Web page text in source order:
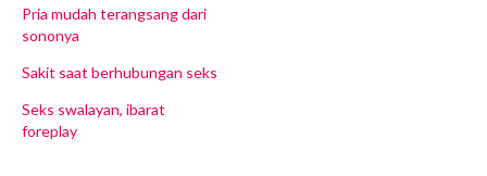
Pria mudah terangsang dari
sononya
Sakit saat berhubungan seks
Seks swalayan, ibarat
foreplay